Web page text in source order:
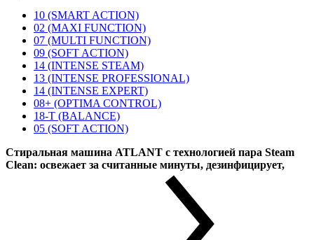
10 (SMART ACTION)
02 (MAXI FUNCTION)
07 (MULTI FUNCTION)
09 (SOFT ACTION)
14 (INTENSE STEAM)
13 (INTENSE PROFESSIONAL)
14 (INTENSE EXPERT)
08+ (OPTIMA CONTROL)
18-T (BALANCE)
05 (SOFT ACTION)
Стиральная машина ATLANT с технологией пара Steam
Clean: освежает за считанные минуты, дезинфицирует,